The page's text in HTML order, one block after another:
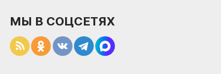
МЫ В СОЦСЕТЯХ